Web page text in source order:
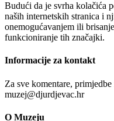
Budući da je svrha kolačića
naših internetskih stranica i
onemogućavanjem ili
funkcioniranje tih značajki.
Informacije za kontakt
Za sve komentare,
muzej@djurdjevac.hr
O Muzeju